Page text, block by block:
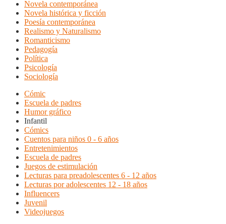
Novela contemporánea
Novela histórica y ficción
Poesía contemporánea
Realismo y Naturalismo
Romanticismo
Pedagogía
Política
Psicología
Sociología
Cómic
Escuela de padres
Humor gráfico
Infantil
Cómics
Cuentos para niños 0 - 6 años
Entretenimientos
Escuela de padres
Juegos de estimulación
Lecturas para preadolescentes 6 - 12 años
Lecturas por adolescentes 12 - 18 años
Influencers
Juvenil
Videojuegos